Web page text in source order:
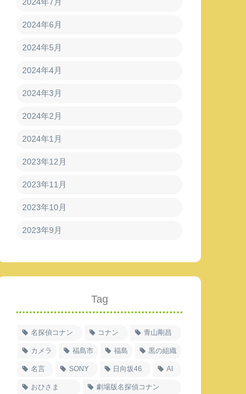
2024年6月
2024年5月
2024年4月
2024年3月
2024年2月
2024年1月
2023年12月
2023年11月
2023年10月
2023年9月
Tag
名探偵コナン コナン 青山剛昌
カメラ 福島市 福島 黒の組織
名言 SONY 日向坂46 AI
おひさま 劇場版名探偵コナン